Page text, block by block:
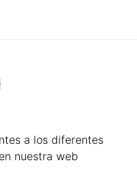
a los diferentes
nuestra web